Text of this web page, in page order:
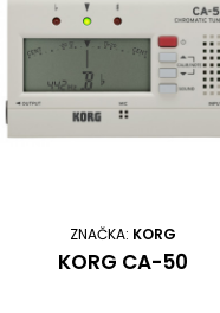
ZNAČKA: KORG
KORG CA-50